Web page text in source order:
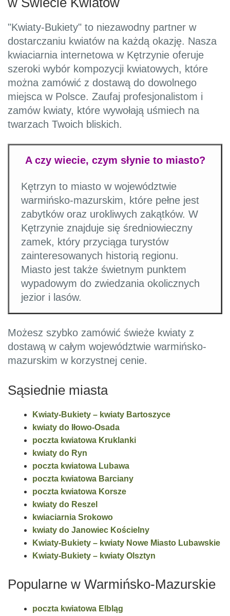
"Kwiaty-Bukiety" to niezawodny partner w
dostarczaniu kwiatów na każdą okazję. Nasza
kwiaciarnia internetowa w Kętrzynie oferuje
szeroki wybór kompozycji kwiatowych, które
można zamówić z dostawą do dowolnego
miejsca w Polsce. Zaufaj profesjonalistom i
zamów kwiaty, które wywołają uśmiech na
twarzach Twoich bliskich.
A czy wiecie, czym słynie to miasto?
Kętrzyn to miasto w województwie
warmińsko-mazurskim, które pełne jest
zabytków oraz urokliwych zakątków. W
Kętrzynie znajduje się średniowieczny
zamek, który przyciąga turystów
zainteresowanych historią regionu.
Miasto jest także świetnym punktem
wypadowym do zwiedzania okolicznych
jezior i lasów.
Możesz szybko zamówić świeże kwiaty z
dostawą w całym województwie warmińsko-
mazurskim w korzystnej cenie.
Sąsiednie miasta
Kwiaty-Bukiety – kwiaty Bartoszyce
kwiaty do Iłowo-Osada
poczta kwiatowa Kruklanki
kwiaty do Ryn
poczta kwiatowa Lubawa
poczta kwiatowa Barciany
poczta kwiatowa Korsze
kwiaty do Reszel
kwiaciarnia Srokowo
kwiaty do Janowiec Kościelny
Kwiaty-Bukiety – kwiaty Nowe Miasto Lubawskie
Kwiaty-Bukiety – kwiaty Olsztyn
Popularne w Warmińsko-Mazurskie
poczta kwiatowa Elbląg